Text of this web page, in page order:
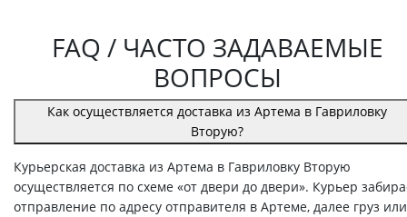
FAQ / ЧАСТО ЗАДАВАЕМЫЕ
ВОПРОСЫ
Как осуществляется доставка из Артема в Гавриловку
Вторую?
Курьерская доставка из Артема в Гавриловку Вторую
осуществляется по схеме «от двери до двери». Курьер
отправление по адресу отправителя в Артеме, далее груз или